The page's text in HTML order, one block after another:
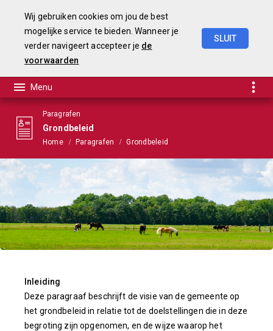
Paragrafen
Grondbeleid
Home Paragrafen Grondbeleid
Inleiding
Deze paragraaf beschrijft de visie van de gemeente op
het grondbeleid in relatie tot de doelstellingen die in deze
begroting zijn opgenomen, en de wijze waarop het
Wij gebruiken cookies om jou de best
mogelijke service te bieden. Wanneer je
verder navigeert accepteer je de
voorwaarden
SLUIT